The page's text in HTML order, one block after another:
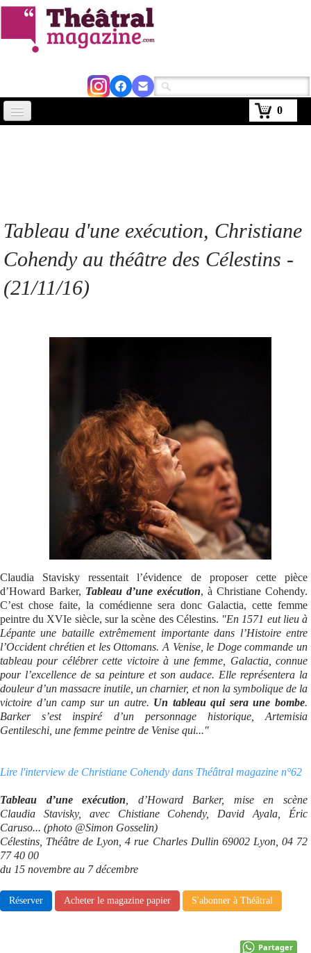
0
▼
Se connecter
Tableau d'une exécution, Christiane
Cohendy au théâtre des Célestins -
(21/11/16)
Claudia Stavisky ressentait l’évidence de proposer cette pièce
d’Howard Barker, Tableau d’une exécution, à Christiane Cohendy.
C’est chose faite, la comédienne sera donc Galactia, cette femme
peintre du XVIe siècle, sur la scène des Célestins. "En 1571 eut lieu à
Lépante une bataille extrêmement importante dans l’Histoire entre
l’Occident chrétien et les Ottomans. A Venise, le Doge commande un
tableau pour célébrer cette victoire à une femme, Galactia, connue
pour l’excellence de sa peinture et son audace. Elle représentera la
douleur d’un massacre inutile, un charnier, et non la symbolique de la
victoire d’un camp sur un autre. Un tableau qui sera une bombe.
Barker s’est inspiré d’un personnage historique, Artemisia
Gentileschi, une femme peintre de Venise qui..."
Lire l'interview de Christiane Cohendy dans Théâtral magazine n°62
Tableau d’une exécution , d’Howard Barker, mise en scène
Claudia Stavisky, avec Chistiane Cohendy, David Ayala, Éric
Caruso... (photo @Simon Gosselin)
Célestins, Théâtre de Lyon, 4 rue Charles Dullin 69002 Lyon, 04 72
77 40 00
du 15 novembre au 7 décembre
Réserver Acheter le magazine papier S'abonner à Théâtral
Partager